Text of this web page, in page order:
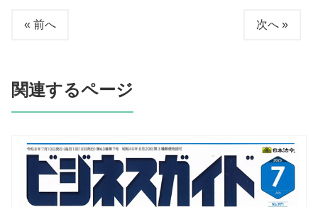
« 前へ 次へ »
関連するページ